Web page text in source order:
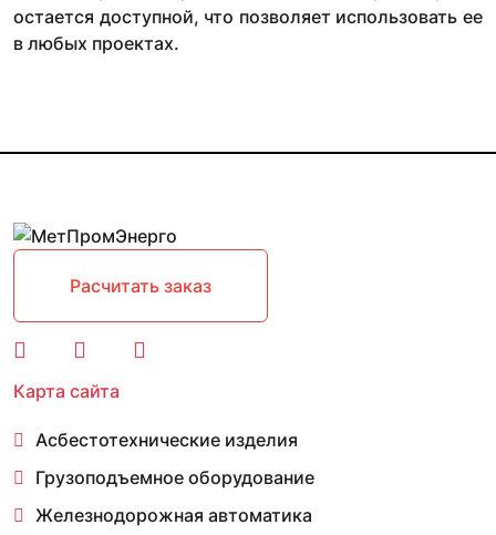
остается доступной, что позволяет использовать ее
в любых проектах.
Расчитать заказ
Карта сайта
Асбестотехнические изделия
Грузоподъемное оборудование
Железнодорожная автоматика